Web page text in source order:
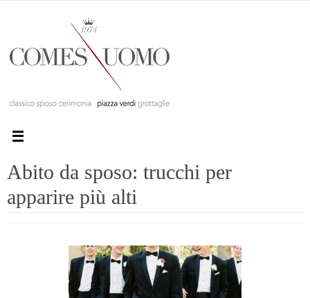
Abito da sposo: trucchi per
apparire più alti